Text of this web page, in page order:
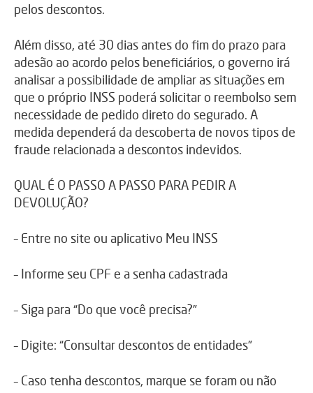
pelos descontos.
Além disso, até 30 dias antes do fim do prazo para
adesão ao acordo pelos beneficiários, o governo irá
analisar a possibilidade de ampliar as situações em
que o próprio INSS poderá solicitar o reembolso sem
necessidade de pedido direto do segurado. A
medida dependerá da descoberta de novos tipos de
fraude relacionada a descontos indevidos.
QUAL É O PASSO A PASSO PARA PEDIR A
DEVOLUÇÃO?
– Entre no site ou aplicativo Meu INSS
– Informe seu CPF e a senha cadastrada
– Siga para “Do que você precisa?”
– Digite: “Consultar descontos de entidades”
– Caso tenha descontos, marque se foram ou não